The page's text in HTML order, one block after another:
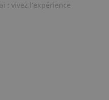
: vivez l’expérience